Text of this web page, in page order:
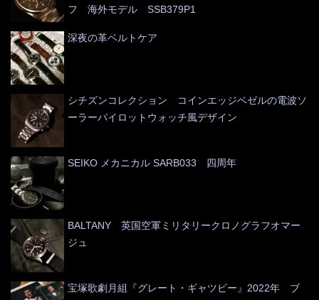
フ 海外モデル SSB379P1
深夜の革ベルトケア
シチズンコレクション コインエッジベゼルの電波ソ
ーラーパイロットウォッチ風デザイン
SEIKO メカニカル SARB033 四周年
BALTANY 英国空軍ミリタリークロノグラフオマー
ジュ
宝塚歌劇月組『グレート・ギャツビー』2022年 ブ